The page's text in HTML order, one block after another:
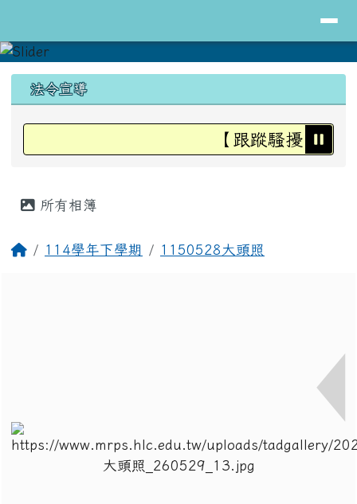
上中區域內容
法令宣導
【跟蹤騷擾防治
所有相簿
回首頁114學年下學期 1150528大頭照
頁尾區域